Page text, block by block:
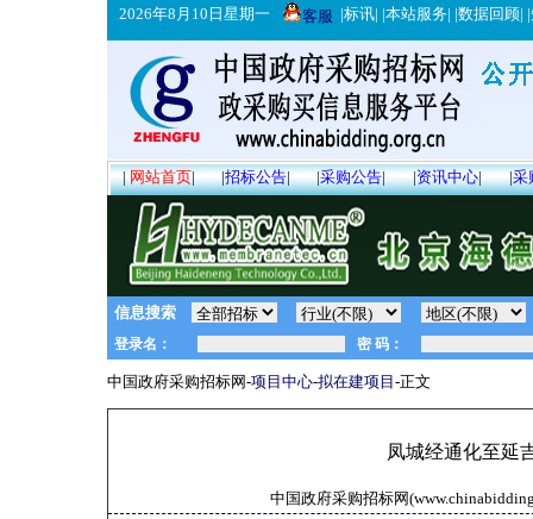
2026年8月10日星期一 客服 |标讯| |本站服务| |数据回顾| |
|网站首页| |招标公告| |采购公告| |资讯中心| |采
信息搜索
中国政府采购招标网-项目中心-拟在建项目 -正文
凤城经通化至延
中国政府采购招标网